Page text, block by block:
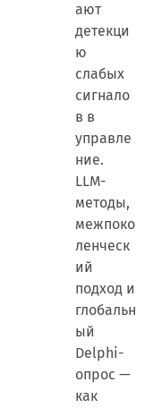
ают
детекци
ю
слабых
сигнало
в в
управле
ние.
LLM-
методы,
межпоко
ленческ
ий
подход и
глобальн
ый
Delphi-
опрос —
как